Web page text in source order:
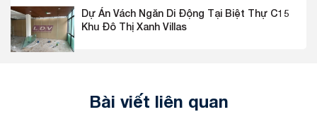
Dự Án Vách Ngăn Di Động Tại Biệt Thự C15
Khu Đô Thị Xanh Villas
Bài viết liên quan